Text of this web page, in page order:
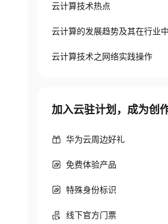
云计算技术热点
云计算的发展趋势及其在行业
云计算技术之网络实践操作
加入云驻计划，成为创
华为云周边好礼
免费体验产品
特殊身份标识
线下官方门票